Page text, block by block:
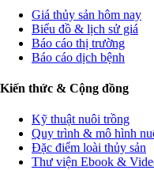
Giá thủy sản hôm nay
Biểu đồ & lịch sử giá
Báo cáo thị trường
Báo cáo dịch bệnh
Kiến thức & Cộng đồng
Kỹ thuật nuôi trồng
Quy trình & mô hình
Đặc điểm loài thủy sản
Thư viện Ebook &